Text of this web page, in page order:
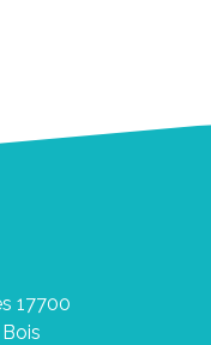
17700